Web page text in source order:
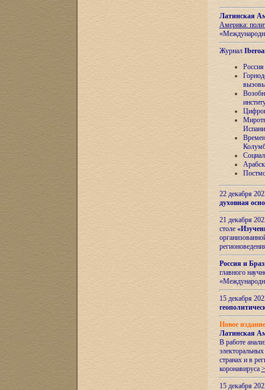
Латинская
Америка:
Журнал
22 декабря
духовная
21 декабря
столе
Россия и
главного
15 декабря
Новое
Латинская
В работе
странах и в
коронавируса
15 декабря